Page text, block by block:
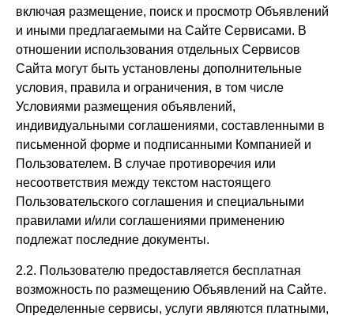
включая размещение, поиск и просмотр Объявлений
и иными предлагаемыми на Сайте Сервисами. В
отношении использования отдельных Сервисов
Сайта могут быть установлены дополнительные
условия, правила и ограничения, в том числе
Условиями размещения объявлений,
индивидуальными соглашениями, составленными в
письменной форме и подписанными Компанией и
Пользователем. В случае противоречия или
несоответствия между текстом настоящего
Пользовательского соглашения и специальными
правилами и/или соглашениями применению
подлежат последние документы.
2.2. Пользователю предоставляется бесплатная
возможность по размещению Объявлений на Сайте.
Определенные сервисы, услуги являются платными,